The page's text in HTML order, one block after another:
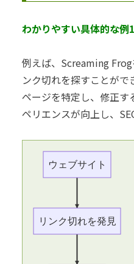
わかりやすい具体的な例1
例えば、Screaming
ンク切れを探すことがで
ページを特定し、修正す
ペリエンスが向上し、
ウェブサイト
リンク切れを発見